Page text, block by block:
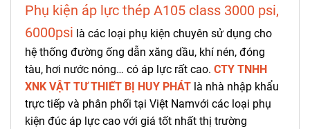
Phụ kiện áp lực thép A105 class 3000 psi,
6000psi là các loại phụ kiện chuyên sử dụng cho
hệ thống đường ống dẫn xăng dầu, khí nén, đóng
tàu, hơi nước nóng… có áp lực rất cao. CTY TNHH
XNK VẬT TƯ THIẾT BỊ HUY PHÁT là nhà nhập khẩu
trực tiếp và phân phối tại Việt Namvới các loại phụ
kiện đúc áp lực cao với giá tốt nhất thị trường